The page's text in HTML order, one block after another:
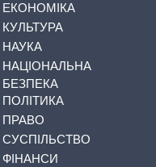
ЕКОНОМІКА
КУЛЬТУРА
НАУКА
НАЦІОНАЛЬНА
БЕЗПЕКА
ПОЛІТИКА
ПРАВО
СУСПІЛЬСТВО
ФІНАНСИ